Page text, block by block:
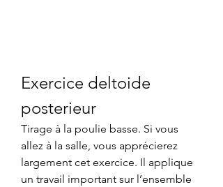
Exercice deltoide
posterieur
Tirage à la poulie basse. Si vous
allez à la salle, vous apprécierez
largement cet exercice. Il applique
un travail important sur l’ensemble